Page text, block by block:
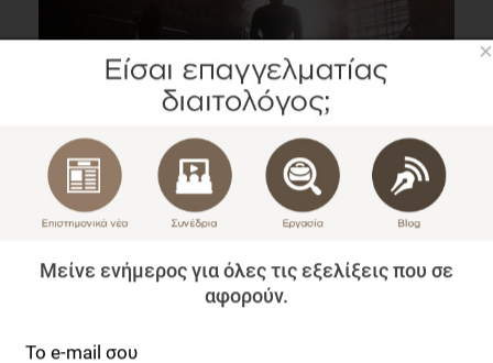
Πρωινή vs Απογευματινή άσκηση: Υπερέχει κάποια
στην Απώλεια Σωματικού Βάρους;
1 λεπτό να διαβαστεί
×
Μείνε ενήμερος για όλες τις εξελίξεις που σε
αφορούν.